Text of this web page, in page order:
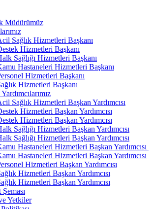
Müdürümüz
Sağlık Hizmetleri Başkanı
Hizmetleri Başkanı
Sağlığı Hizmetleri Başkanı
Hastaneleri Hizmetleri Başkanı
Hizmetleri Başkanı
Hizmetleri Başkanı
Sağlık Hizmetleri Başkan Yardımcısı
Hizmetleri Başkan Yardımcısı
Hizmetleri Başkan Yardımcısı
Sağlığı Hizmetleri Başkan Yardımcısı
Sağlığı Hizmetleri Başkan Yardımcısı
Hastaneleri Hizmetleri Başkan Yardımcısı
Hastaneleri Hizmetleri Başkan Yardımcısı
Hizmetleri Başkan Yardımcısı
Hizmetleri Başkan Yardımcısı
Hizmetleri Başkan Yardımcısı
Yetkiler